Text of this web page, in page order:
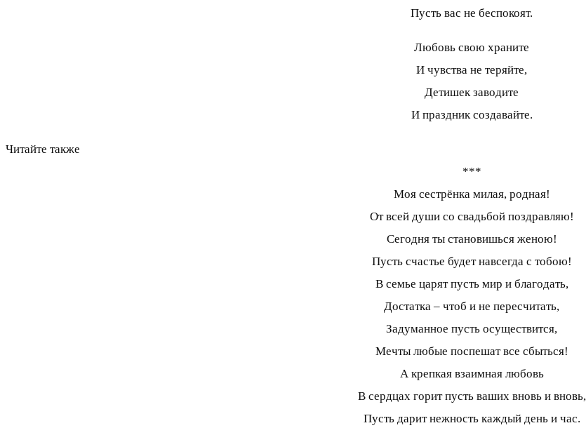
Пусть вас не беспокоят.
Любовь свою храните
И чувства не теряйте,
Детишек заводите
И праздник создавайте.
Читайте также
***
Моя сестрёнка милая, родная!
От всей души со свадьбой поздравляю!
Сегодня ты становишься женою!
Пусть счастье будет навсегда с тобою!
В семье царят пусть мир и благодать,
Достатка – чтоб и не пересчитать,
Задуманное пусть осуществится,
Мечты любые поспешат все сбыться!
А крепкая взаимная любовь
В сердцах горит пусть ваших вновь и вновь,
Пусть дарит нежность каждый день и час.